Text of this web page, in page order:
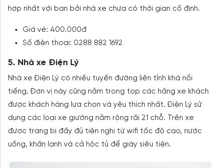
hợp nhất với bạn bởi nhà xe chưa có thời gian cố định.
Giá vé: 400.000đ
Số điện thoại: 0288 882 1692
5. Nhà xe Điện Lý
Nhà xe Điện Lý có nhiều tuyến đường liên tỉnh khá nổi
tiếng. Đơn vị này cũng nằm trong top các hãng xe khách
được khách hàng lựa chọn và yêu thích nhất. Điện Lý sử
dụng các loại xe giường nằm rộng rãi 21 chỗ. Trên xe
được trang bị đầy đủ tiện nghi từ wifi tốc độ cao, nước
uống, khăn lạnh và cả hộc tủ để giày siêu tiện.